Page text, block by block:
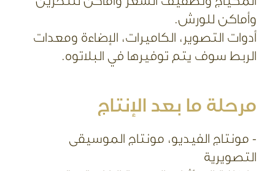
المكياج وتصفيف الشعر وأماكن للتخزين
وأماكن للورش.
أدوات التصوير، الكاميرات، الإضاءة ومعدات
الربط سوف يتم توفيرها في البلاتوه.
مرحلة ما بعد الإنتاج
- مونتاج الفيديو، مونتاج الموسيقى
التصويرية